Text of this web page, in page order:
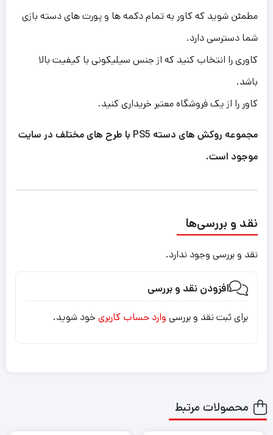
مطمئن شوید که کاور به تمام دکمه ها و پورت های دسته بازی
شما دسترسی دارد.
کاوری را انتخاب کنید که از جنس سیلیکونی با کیفیت بالا
باشد.
کاور را از یک فروشگاه معتبر خریداری کنید.
مجموعه روکش های دسته PS5 با طرح های مختلف در سایت
موجود است.
نقد و بررسی‌ها
نقد و بررسی وجود ندارد.
افزودن نقد و بررسی
برای ثبت نقد و بررسی وارد حساب کاربری خود شوید.
محصولات مرتبط